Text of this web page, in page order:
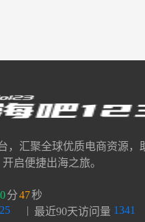
，汇聚全球优质电商资源，
启便捷出海之旅。
分48秒
25 | 最近90天访问量 1341